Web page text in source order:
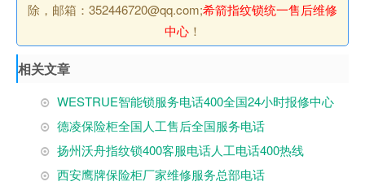
除，邮箱：352446720@qq.com;希箭指纹锁统一售后维修
中心！
相关文章
WESTRUE智能锁服务电话400全国24小时报修中心
德凌保险柜全国人工售后全国服务电话
扬州沃舟指纹锁400客服电话人工电话400热线
西安鹰牌保险柜厂家维修服务总部电话